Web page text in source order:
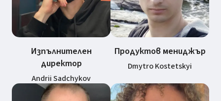
Изпълнителен
директор
Andrii Sadchykov
Продуктов мениджър
Dmytro Kostetskyi